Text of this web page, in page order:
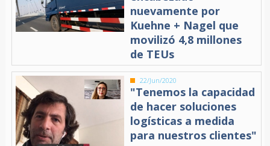
nuevamente por
Kuehne + Nagel que
movilizó 4,8 millones
de TEUs
22/Jun/2020
"Tenemos la capacidad
de hacer soluciones
logísticas a medida
para nuestros clientes"